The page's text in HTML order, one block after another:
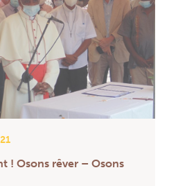
! Osons rêver – Osons